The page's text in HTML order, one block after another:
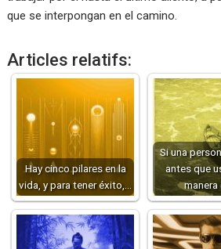
que se interpongan en el camino.
Articles relatifs:
Hay cinco pilares en la
vida, y para tener éxito,…
Si una
antes que
manera